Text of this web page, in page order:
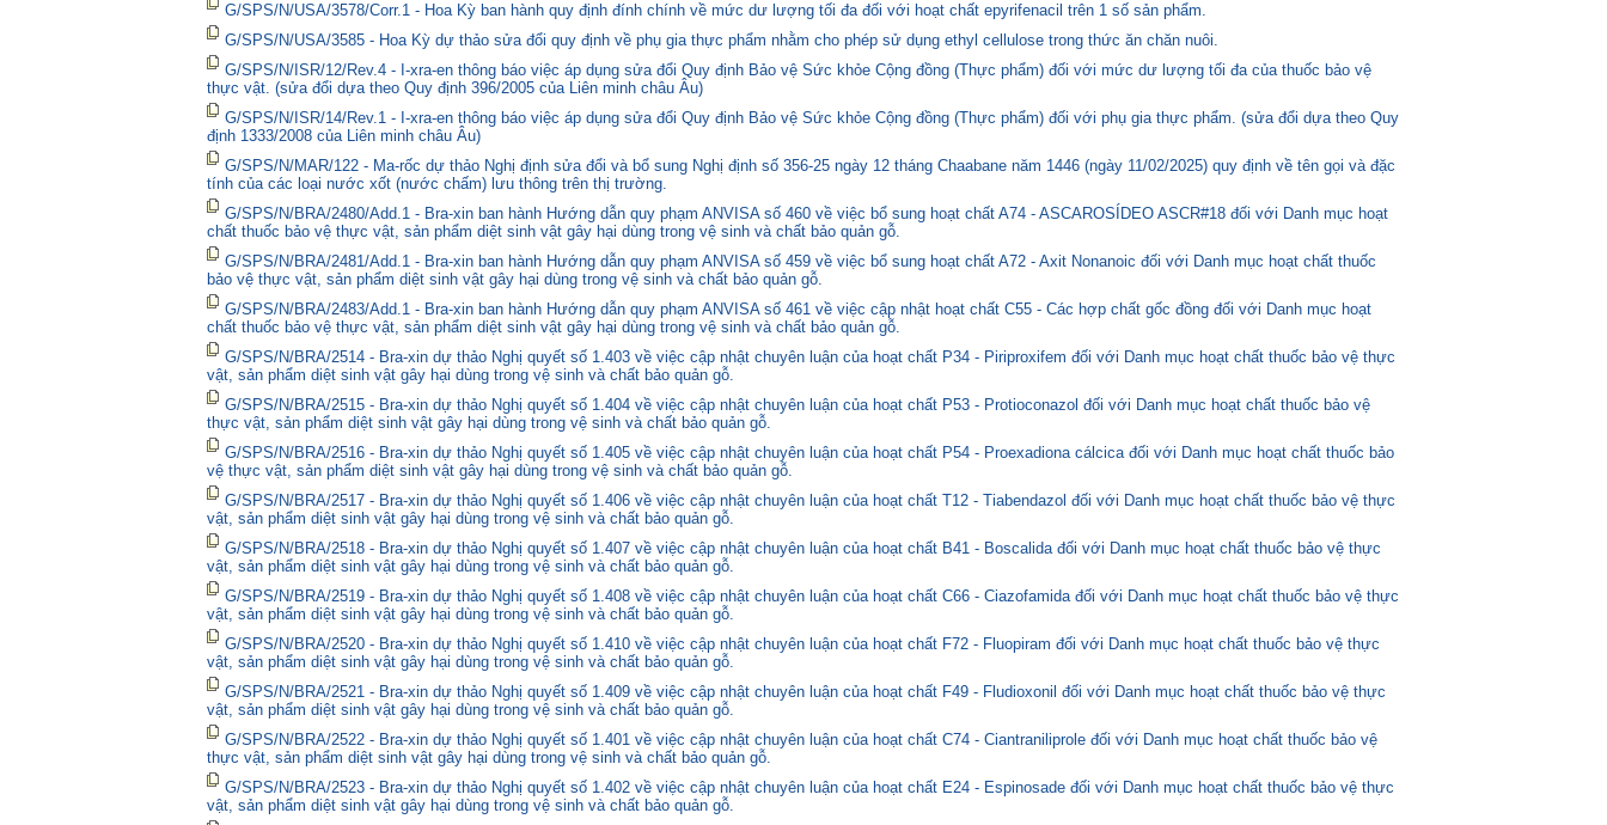
G/SPS/N/USA/3578/Corr.1 - Hoa Kỳ ban hành quy định đính chính về mức dư lượng tối đa đối với hoạt chất epyrifenacil trên 1 số sản phẩm.
G/SPS/N/USA/3585 - Hoa Kỳ dự thảo sửa đổi quy định về phụ gia thực phẩm nhằm cho phép sử dụng ethyl cellulose trong thức ăn chăn nuôi.
G/SPS/N/ISR/12/Rev.4 - I-xra-en thông báo việc áp dụng sửa đổi Quy định Bảo vệ Sức khỏe Cộng đồng (Thực phẩm) đối với mức dư lượng tối đa của thuốc bảo vệ
thực vật. (sửa đổi dựa theo Quy định 396/2005 của Liên minh châu Âu)
G/SPS/N/ISR/14/Rev.1 - I-xra-en thông báo việc áp dụng sửa đổi Quy định Bảo vệ Sức khỏe Cộng đồng (Thực phẩm) đối với phụ gia thực phẩm. (sửa đổi dựa theo Quy
định 1333/2008 của Liên minh châu Âu)
G/SPS/N/MAR/122 - Ma-rốc dự thảo Nghị định sửa đổi và bổ sung Nghị định số 356-25 ngày 12 tháng Chaabane năm 1446 (ngày 11/02/2025) quy định về tên gọi và đặc
tính của các loại nước xốt (nước chấm) lưu thông trên thị trường.
G/SPS/N/BRA/2480/Add.1 - Bra-xin ban hành Hướng dẫn quy phạm ANVISA số 460 về việc bổ sung hoạt chất A74 - ASCAROSÍDEO ASCR#18 đối với Danh mục hoạt
chất thuốc bảo vệ thực vật, sản phẩm diệt sinh vật gây hại dùng trong vệ sinh và chất bảo quản gỗ.
G/SPS/N/BRA/2481/Add.1 - Bra-xin ban hành Hướng dẫn quy phạm ANVISA số 459 về việc bổ sung hoạt chất A72 - Axit Nonanoic đối với Danh mục hoạt chất thuốc
bảo vệ thực vật, sản phẩm diệt sinh vật gây hại dùng trong vệ sinh và chất bảo quản gỗ.
G/SPS/N/BRA/2483/Add.1 - Bra-xin ban hành Hướng dẫn quy phạm ANVISA số 461 về việc cập nhật hoạt chất C55 - Các hợp chất gốc đồng đối với Danh mục hoạt
chất thuốc bảo vệ thực vật, sản phẩm diệt sinh vật gây hại dùng trong vệ sinh và chất bảo quản gỗ.
G/SPS/N/BRA/2514 - Bra-xin dự thảo Nghị quyết số 1.403 về việc cập nhật chuyên luận của hoạt chất P34 - Piriproxifem đối với Danh mục hoạt chất thuốc bảo vệ thực
vật, sản phẩm diệt sinh vật gây hại dùng trong vệ sinh và chất bảo quản gỗ.
G/SPS/N/BRA/2515 - Bra-xin dự thảo Nghị quyết số 1.404 về việc cập nhật chuyên luận của hoạt chất P53 - Protioconazol đối với Danh mục hoạt chất thuốc bảo vệ
thực vật, sản phẩm diệt sinh vật gây hại dùng trong vệ sinh và chất bảo quản gỗ.
G/SPS/N/BRA/2516 - Bra-xin dự thảo Nghị quyết số 1.405 về việc cập nhật chuyên luận của hoạt chất P54 - Proexadiona cálcica đối với Danh mục hoạt chất thuốc bảo
vệ thực vật, sản phẩm diệt sinh vật gây hại dùng trong vệ sinh và chất bảo quản gỗ.
G/SPS/N/BRA/2517 - Bra-xin dự thảo Nghị quyết số 1.406 về việc cập nhật chuyên luận của hoạt chất T12 - Tiabendazol đối với Danh mục hoạt chất thuốc bảo vệ thực
vật, sản phẩm diệt sinh vật gây hại dùng trong vệ sinh và chất bảo quản gỗ.
G/SPS/N/BRA/2518 - Bra-xin dự thảo Nghị quyết số 1.407 về việc cập nhật chuyên luận của hoạt chất B41 - Boscalida đối với Danh mục hoạt chất thuốc bảo vệ thực
vật, sản phẩm diệt sinh vật gây hại dùng trong vệ sinh và chất bảo quản gỗ.
G/SPS/N/BRA/2519 - Bra-xin dự thảo Nghị quyết số 1.408 về việc cập nhật chuyên luận của hoạt chất C66 - Ciazofamida đối với Danh mục hoạt chất thuốc bảo vệ thực
vật, sản phẩm diệt sinh vật gây hại dùng trong vệ sinh và chất bảo quản gỗ.
G/SPS/N/BRA/2520 - Bra-xin dự thảo Nghị quyết số 1.410 về việc cập nhật chuyên luận của hoạt chất F72 - Fluopiram đối với Danh mục hoạt chất thuốc bảo vệ thực
vật, sản phẩm diệt sinh vật gây hại dùng trong vệ sinh và chất bảo quản gỗ.
G/SPS/N/BRA/2521 - Bra-xin dự thảo Nghị quyết số 1.409 về việc cập nhật chuyên luận của hoạt chất F49 - Fludioxonil đối với Danh mục hoạt chất thuốc bảo vệ thực
vật, sản phẩm diệt sinh vật gây hại dùng trong vệ sinh và chất bảo quản gỗ.
G/SPS/N/BRA/2522 - Bra-xin dự thảo Nghị quyết số 1.401 về việc cập nhật chuyên luận của hoạt chất C74 - Ciantraniliprole đối với Danh mục hoạt chất thuốc bảo vệ
thực vật, sản phẩm diệt sinh vật gây hại dùng trong vệ sinh và chất bảo quản gỗ.
G/SPS/N/BRA/2523 - Bra-xin dự thảo Nghị quyết số 1.402 về việc cập nhật chuyên luận của hoạt chất E24 - Espinosade đối với Danh mục hoạt chất thuốc bảo vệ thực
vật, sản phẩm diệt sinh vật gây hại dùng trong vệ sinh và chất bảo quản gỗ.